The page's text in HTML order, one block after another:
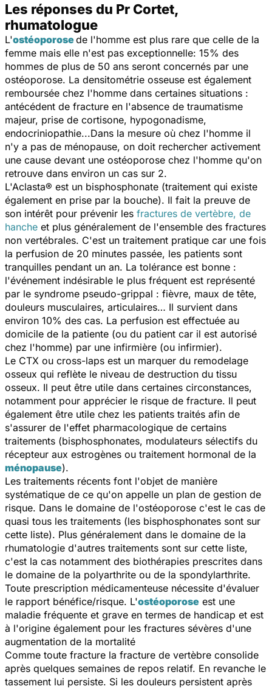
Les réponses du Pr Cortet,
rhumatologue
L'ostéoporosede l'homme est plus rare que celle de la
femme mais elle n'est pas exceptionnelle: 15% des
hommes de plus de 50 ans seront concernés par une
ostéoporose. La densitométrie osseuse est également
remboursée chez l'homme dans certaines situations :
antécédent de fracture en l'absence de traumatisme
majeur, prise de cortisone, hypogonadisme,
endocriniopathie...Dans la mesure où chez l'homme il
n'y a pas de ménopause, on doit rechercher activement
une cause devant une ostéoporose chez l'homme qu'on
retrouve dans environ un cas sur 2.
L'Aclasta® est un bisphosphonate (traitement qui existe
également en prise par la bouche). Il fait la preuve de
son intérêt pour prévenir les fractures de vertèbre, de
hanche et plus généralement de l'ensemble des fractures
non vertébrales. C'est un traitement pratique car une fois
la perfusion de 20 minutes passée, les patients sont
tranquilles pendant un an. La tolérance est bonne :
l'événement indésirable le plus fréquent est représenté
par le syndrome pseudo-grippal : fièvre, maux de tête,
douleurs musculaires, articulaires… Il survient dans
environ 10% des cas. La perfusion est effectuée au
domicile de la patiente (ou du patient car il est autorisé
chez l'homme) par une infirmière (ou infirmier).
Le CTX ou cross-laps est un marquer du remodelage
osseux qui reflète le niveau de destruction du tissu
osseux. Il peut être utile dans certaines circonstances,
notamment pour apprécier le risque de fracture. Il peut
également être utile chez les patients traités afin de
s'assurer de l'effet pharmacologique de certains
traitements (bisphosphonates, modulateurs sélectifs du
récepteur aux estrogènes ou traitement hormonal de la
ménopause).
Les traitements récents font l'objet de manière
systématique de ce qu'on appelle un plan de gestion de
risque. Dans le domaine de l'ostéoporose c'est le cas de
quasi tous les traitements (les bisphosphonates sont sur
cette liste). Plus généralement dans le domaine de la
rhumatologie d'autres traitements sont sur cette liste,
c'est la cas notamment des biothérapies prescrites dans
le domaine de la polyarthrite ou de la spondylarthrite.
Toute prescription médicamenteuse nécessite d'évaluer
le rapport bénéfice/risque. L'ostéoporose est une
maladie fréquente et grave en termes de handicap et est
à l'origine également pour les fractures sévères d'une
augmentation de la mortalité
Comme toute fracture la fracture de vertèbre consolide
après quelques semaines de repos relatif. En revanche le
tassement lui persiste. Si les douleurs persistent après